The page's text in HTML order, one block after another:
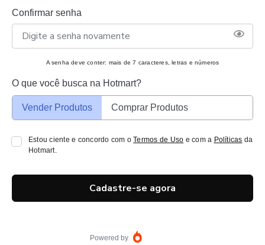
Confirmar senha
A senha deve conter: mais de 7 caracteres, letras e números
O que você busca na Hotmart?
Vender Produtos Comprar Produtos
Estou ciente e concordo com oTermos de Uso e com a Políticas da
Hotmart.
Cadastre-se agora
Powered by